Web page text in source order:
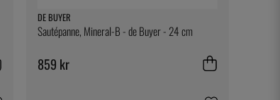
DE BUYER
Sautépanne, Mineral-B - de Buyer - 24 cm
859 kr